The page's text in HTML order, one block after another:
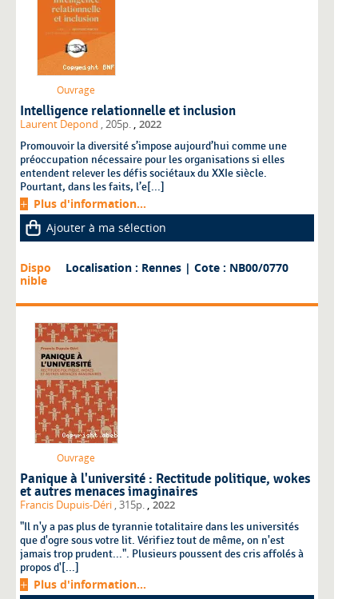
Ouvrage
Intelligence relationnelle et inclusion
Laurent Depond , 205p. , 2022
Promouvoir la diversité s’impose aujourd’hui comme une
préoccupation nécessaire pour les organisations si elles
entendent relever les défis sociétaux du XXIe siècle.
Pourtant, dans les faits, l’e[...]
Plus d'information...
Ajouter à ma sélection
Dispo
nible
Localisation : Rennes | Cote : NB00/0770
Ouvrage
Panique à l'université : Rectitude politique, wokes
et autres menaces imaginaires
Francis Dupuis-Déri , 315p. ,2022
"Il n'y a pas plus de tyrannie totalitaire dans les universités
que d'ogre sous votre lit. Vérifiez tout de même, on n'est
jamais trop prudent...". Plusieurs poussent des cris affolés à
propos d'[...]
Plus d'information...